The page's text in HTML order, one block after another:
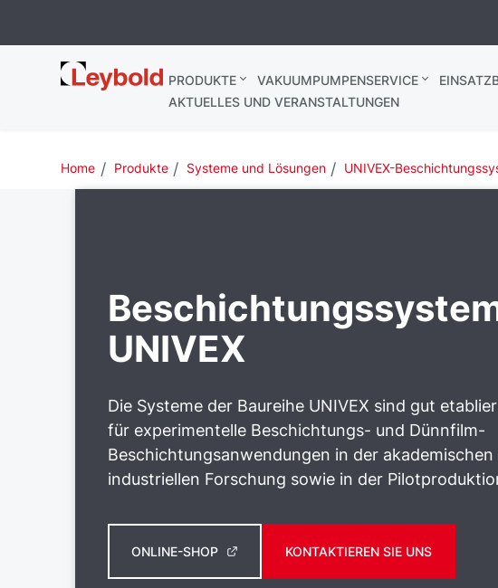
Leybold PRODUKTE VAKUUMPUMPENSERVICE
AKTUELLES UND VERANSTALTUNGEN
Home Produkte Systeme und Lösungen UNIVEX-
UNIVEX
Die Systeme der Baureihe UNIVEX sind gut
für experimentelle Beschichtungs- und Dünnfilm-
Beschichtungsanwendungen in der akademischen
industriellen Forschung sowie in der
ONLINE-SHOP KONTAKTIEREN SIE UNS